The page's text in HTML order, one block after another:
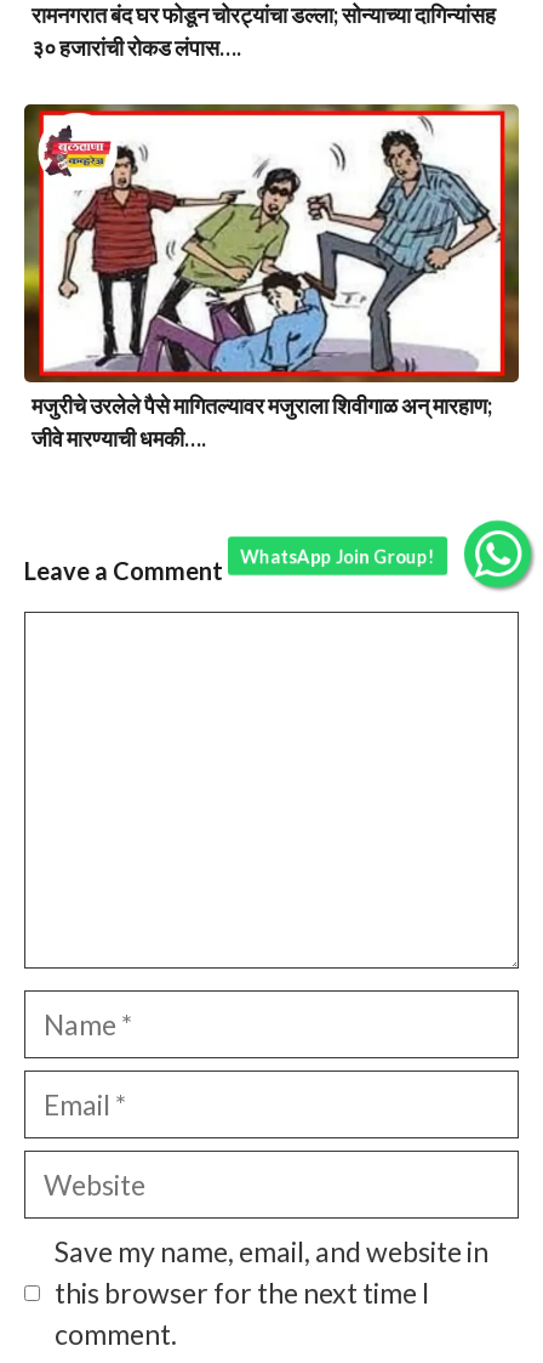
रामनगरात बंद घर फोडून चोरट्यांचा डल्ला; सोन्याच्या दागिन्यांसह
३० हजारांची रोकड लंपास….
मजुरीचे उरलेले पैसे मागितल्यावर मजुराला शिवीगाळ अन् मारहाण;
जीवे मारण्याची धमकी….
Leave a Comment
Name
Email
Website
Save my name, email, and website in
this browser for the next time I
comment.
WhatsApp Join Group!